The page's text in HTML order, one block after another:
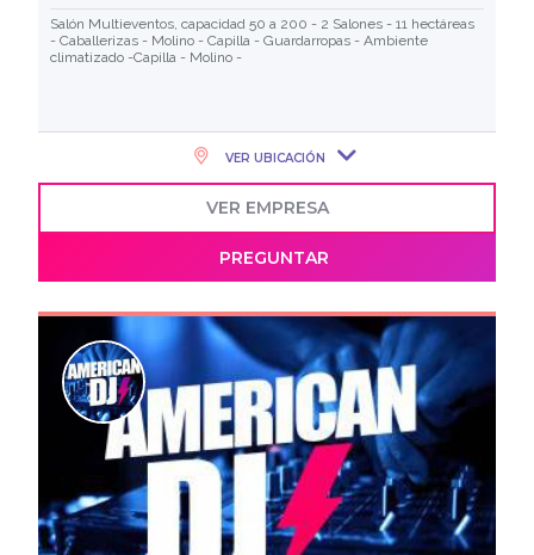
Salón Multieventos, capacidad 50 a 200 - 2 Salones - 11 hectáreas
- Caballerizas - Molino - Capilla - Guardarropas - Ambiente
climatizado -Capilla - Molino -
VER UBICACIÓN
VER EMPRESA
PREGUNTAR